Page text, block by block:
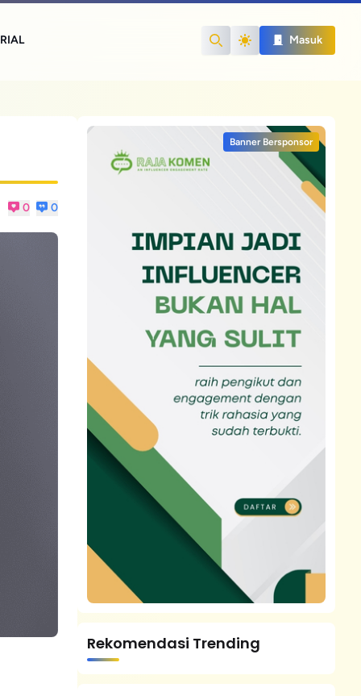
Search
Masuk
0 0
Banner Bersponsor
Rekomendasi Trending